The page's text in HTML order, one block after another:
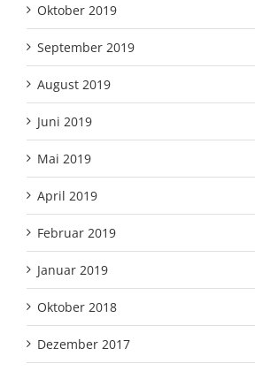
Oktober 2019
September 2019
August 2019
Juni 2019
Mai 2019
April 2019
Februar 2019
Januar 2019
Oktober 2018
Dezember 2017